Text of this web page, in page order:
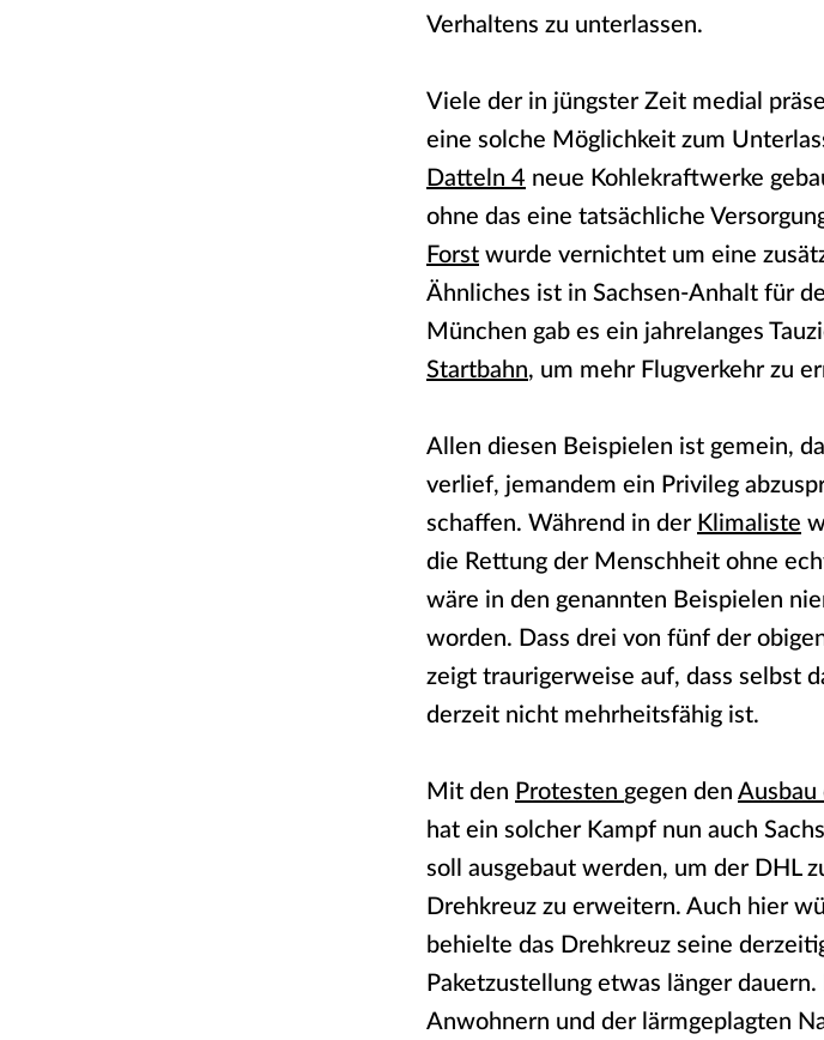
Verhaltens zu unterlassen.
Viele der in jüngster Zeit medial
eine solche Möglichkeit zum
Datteln 4 neue Kohlekraftwerke
ohne das eine tatsächliche
Forst wurde vernichtet um eine
Ähnliches ist in Sachsen-Anhalt für
München gab es ein jahrelanges
Startbahn, um mehr Flugverkehr zu
Allen diesen Beispielen ist gemein,
verlief, jemandem ein Privileg
schaffen. Während in der Klimaliste
die Rettung der Menschheit ohne
wäre in den genannten Beispielen
worden. Dass drei von fünf der
zeigt traurigerweise auf, dass selbst
derzeit nicht mehrheitsfähig ist.
Mit den Protesten gegen den Ausbau
hat ein solcher Kampf nun auch
soll ausgebaut werden, um der DHL
Drehkreuz zu erweitern. Auch hier
behielte das Drehkreuz seine
Paketzustellung etwas länger
Anwohnern und der lärmgeplagten